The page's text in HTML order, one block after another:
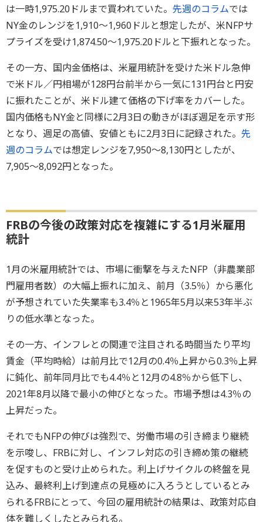
は一時1,975.20ドルまで買われていた。 先週のコラムでは
NY金のレンジを1,910～1,960ドルと想定したが、米NFPサ
プライズを受け1,874.50～1,975.20ドルと下振れとなった。
その一方、国内金価格は、米雇用統計を受けた米ドル急伸
で米ドル／円相場が128円台前半から一気に131円台と円安
に振れたことが、米ドル建て価格の下げ率をカバーした。
国内価格もNY金と同様に2月3日の動きがほぼ週足を示す形
となり、週足の高値、安値ともに2月3日に記録された。 先
週のコラムでは想定レンジを7,950～8,130円としたが、
7,905～8,092円となった。
FRBの今後の政策対応を複雑にする1月米雇用
統計
1月の米雇用統計では、市場に衝撃を与えたNFP（非農業部
門雇用者数）の大幅上振れに加え、前月（3.5％）から悪化
が予想されていた失業率も3.4％と1965年5月以来53年半ぶ
りの低水準となった。
その一方、インフレとの関連で注目される時間当たり平均
賃金（平均時給）は前月比で12月の0.4％上昇から0.3％上昇
に鈍化、前年同月比でも4.4％と12月の4.8％から低下し、
2021年8月以降で最小の伸びとなった。市場予想は4.3％の
上昇だった。
それでもNFPの伸びは強烈で、労働市場の引き締まり継続
を示唆し、FRBに対し、インフレ対応の引き締め策の継続
を促すものと受け止められた。利上げサイクルの終盤を見
込み、最終利上げ到達点の見極めに入ろうとしているとみ
られるFRBにとって、今回の雇用統計の結果は、政策対応自
体を難しくしたとみられる。